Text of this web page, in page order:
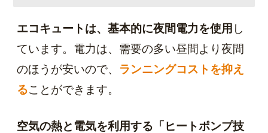
エコキュートは、基本的に夜間電力を使用 し
ています。電力は、需要の多い昼間より夜間
のほうが安いので、
ランニングコストを抑え
ることができます。
空気の熱と電気を利用する「ヒートポンプ技